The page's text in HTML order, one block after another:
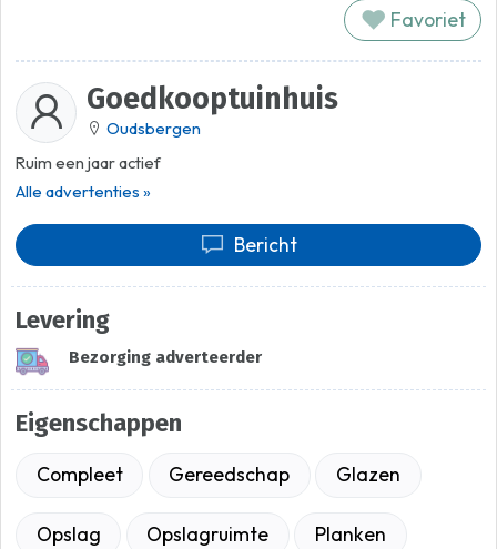
Favoriet
Goedkooptuinhuis
Oudsbergen
Ruim een jaar actief
Alle advertenties »
Bericht
Levering
Bezorging adverteerder
Eigenschappen
Compleet Gereedschap Glazen
Opslag Opslagruimte Planken